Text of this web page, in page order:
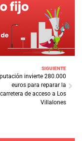
SIGUIENTE
invierte 280.000
euros para reparar la
carretera de acceso a Los
Villalones